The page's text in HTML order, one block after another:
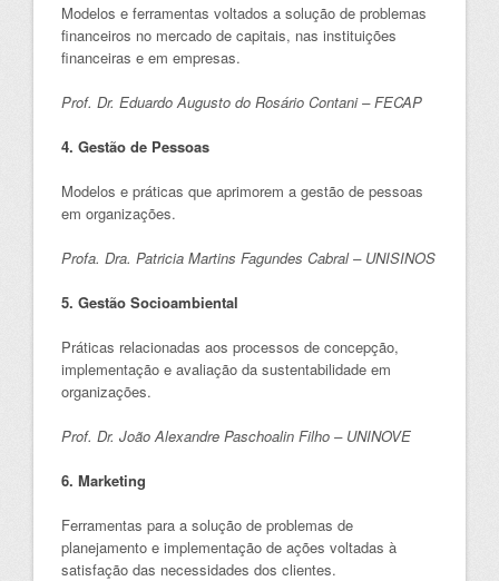
Modelos e ferramentas voltados a solução de problemas
financeiros no mercado de capitais, nas instituições
financeiras e em empresas.
Prof. Dr. Eduardo Augusto do Rosário Contani – FECAP
4. Gestão de Pessoas
Modelos e práticas que aprimorem a gestão de pessoas
em organizações.
Profa. Dra. Patricia Martins Fagundes Cabral – UNISINOS
5. Gestão Socioambiental
Práticas relacionadas aos processos de concepção,
implementação e avaliação da sustentabilidade em
organizações.
Prof. Dr. João Alexandre Paschoalin Filho – UNINOVE
6. Marketing
Ferramentas para a solução de problemas de
planejamento e implementação de ações voltadas à
satisfação das necessidades dos clientes.